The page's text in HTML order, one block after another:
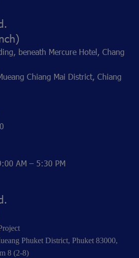
beneath Mercure Hotel, Chang
Chiang Mai District, Chiang
AM – 5:30 PM
Phuket District, Phuket 83000,
8 (2-8)